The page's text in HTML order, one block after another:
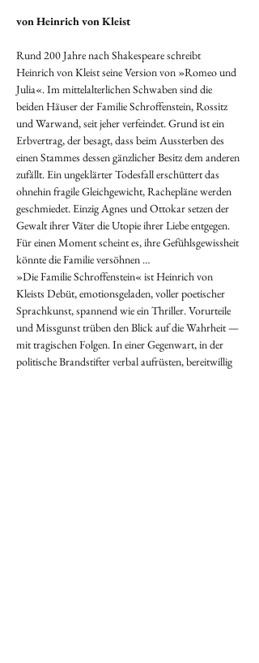
von Heinrich von Kleist
Rund 200 Jahre nach Shakespeare schreibt
Heinrich von Kleist seine Version von »Romeo und
Julia«. Im mittelalterlichen Schwaben sind die
beiden Häuser der Familie Schroffenstein, Rossitz
und Warwand, seit jeher verfeindet. Grund ist ein
Erbvertrag, der besagt, dass beim Aussterben des
einen Stammes dessen gänzlicher Besitz dem anderen
zufällt. Ein ungeklärter Todesfall erschüttert das
ohnehin fragile Gleichgewicht, Rachepläne werden
geschmiedet. Einzig Agnes und Ottokar setzen der
Gewalt ihrer Väter die Utopie ihrer Liebe entgegen.
Für einen Moment scheint es, ihre Gefühlsgewissheit
könnte die Familie versöhnen …
»Die Familie Schroffenstein« ist Heinrich von
Kleists Debüt, emotionsgeladen, voller poetischer
Sprachkunst, spannend wie ein Thriller. Vorurteile
und Missgunst trüben den Blick auf die Wahrheit —
mit tragischen Folgen. In einer Gegenwart, in der
politische Brandstifter verbal aufrüsten, bereitwillig